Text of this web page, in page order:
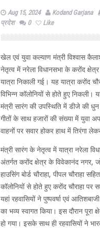
Aug 15, 2024 Kodand Garjana
प्रदेश
0 Like
खेल एवं युवा कल्याण मंत्री विश्वास
नेतृत्व में नरेला विधानसभा के करोंद क्षेत्र
यात्रा निकाली गई। यह यात्रा करोंद
विभिन्न कॉलोनियों से होते हुए निकली।
मंत्री सारंग की उपस्थिति में डीजे की
गीतों के साथ हजारों की संख्या में युवा
वाहनों पर सवार होकर हाथ में तिरंगा
मंत्री सारंग के नेतृत्व में यात्रा नरेला
अंतर्गत करोंद क्षेत्र के विवेकानंद नगर,
हाउसिंग बोर्ड चौराहा, पीपल चौराहा
कॉलोनियों से होते हुए करोंद चौराहा पर
यहां रहवासियों ने पुष्पवर्षा एवं
का भव्य स्वागत किया। इस दौरान पूरा
हो गया। इसके साथ ही रहवासियों ने